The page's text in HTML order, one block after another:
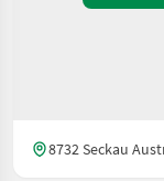
8732 Seckau